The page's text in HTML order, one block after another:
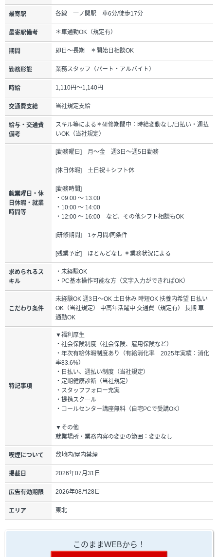
最寄駅 各線 一ノ関駅 車6分/徒歩17分
最寄駅備考 ＊車通勤OK（規定有）
期間 即日～長期 ＊開始日相談OK
勤務形態 業務スタッフ（パート・アルバイト）
時給 1,110円～1,140円
交通費支給 当社規定支給
給与・交通費
備考
スキル等による＊研修期間中：時給変動なし/日払い・週払
いOK（当社規定）
就業曜日・休
日休暇・就業
時間等
[勤務曜日] 月～金 週3日～週5日勤務
[休日休暇] 土日祝＋シフト休
[勤務時間]
・09:00 ～ 13:00
・10:00 ～ 14:00
・12:00 ～ 16:00 など、その他シフト相談もOK
[研修期間] 1ヶ月間/同条件
[残業予定] ほとんどなし ＊業務状況による
求められるス
キル
・未経験OK
・PC基本操作可能な方（文字入力ができればOK）
こだわり条件
未経験OK 週3日～OK 土日休み 時短OK 扶養内希望 日払い
OK（当社規定） 中高年活躍中 交通費（規定有） 長期 車
通勤OK
特記事項
▼福利厚生
・社会保険制度（社会保険、雇用保険など）
・年次有給休暇制度あり（有給消化率 2025年実績：消化
率83.6%）
・日払い、週払い制度（当社規定）
・定期健康診断（当社規定）
・スタッフフォロー充実
・提携スクール
・コールセンター講座無料（自宅PCで受講OK）
▼その他
就業場所・業務内容の変更の範囲：変更なし
喫煙について 敷地内/屋内禁煙
掲載日 2026年07月31日
広告有効期限 2026年08月28日
エリア 東北
このままWEBから！